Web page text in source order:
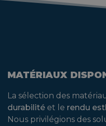
MATÉRIAUX
La sélection des
durabilité et le rendu
Nous privilégions des